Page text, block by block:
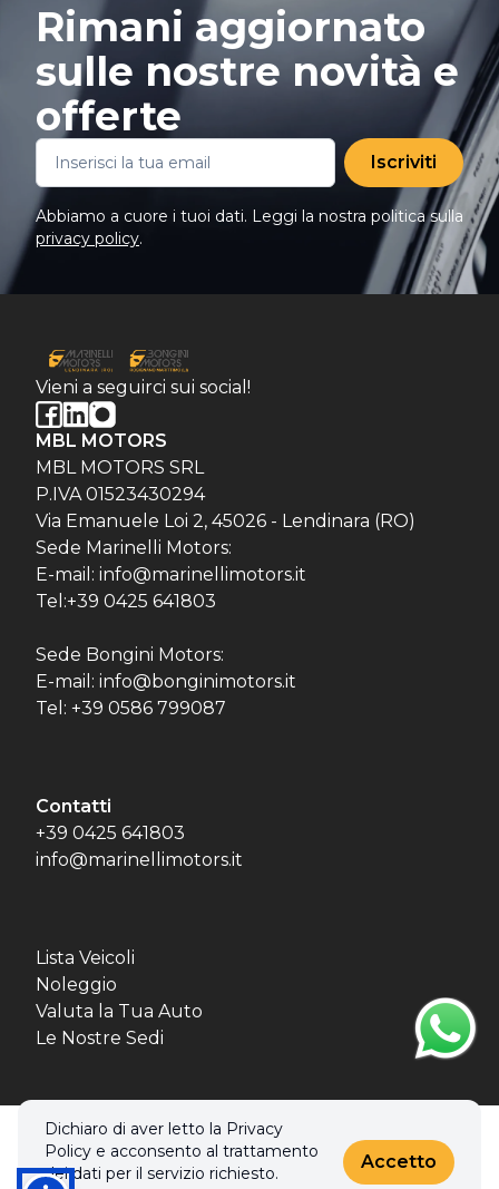
Rimani aggiornato
sulle nostre novità e
offerte
Iscriviti
Abbiamo a cuore i tuoi dati. Leggi la nostra politica sulla
privacy policy.
Vieni a seguirci sui social!
MBL MOTORS
MBL MOTORS SRL
P.IVA 01523430294
Via Emanuele Loi 2, 45026 - Lendinara (RO)
Sede Marinelli Motors:
E-mail: info@marinellimotors.it
Tel:+39 0425 641803
Sede Bongini Motors:
E-mail: info@bonginimotors.it
Tel: +39 0586 799087
Contatti
+39 0425 641803
info@marinellimotors.it
Lista Veicoli
Noleggio
Valuta la Tua Auto
Le Nostre Sedi
Dichiaro di aver letto la Privacy
Policy e acconsento al trattamento
dei dati per il servizio richiesto.
Accetto
© 2026 MBL MOTORS SRL. Tutti i diritti riservati.
Privacy policy & Cookies policy